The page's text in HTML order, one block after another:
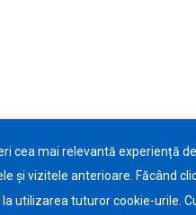
cea mai relevantă experiență de
și vizitele anterioare. Făcând
utilizarea tuturor cookie-urile.